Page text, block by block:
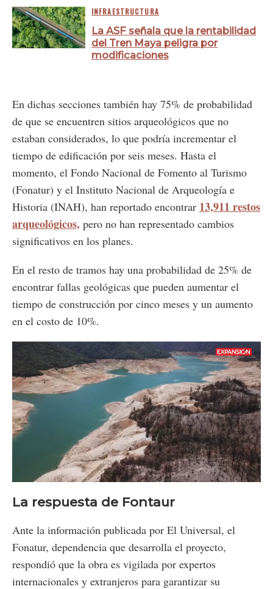
INFRAESTRUCTURA
La ASF señala que la rentabilidad
del Tren Maya peligra por
modificaciones
En dichas secciones también hay 75% de probabilidad
de que se encuentren sitios arqueológicos que no
estaban considerados, lo que podría incrementar el
tiempo de edificación por seis meses. Hasta el
momento, el Fondo Nacional de Fomento al Turismo
(Fonatur) y el Instituto Nacional de Arqueología e
Historia (INAH), han reportado encontrar 13,911 restos
arqueológicos, pero no han representado cambios
significativos en los planes.
En el resto de tramos hay una probabilidad de 25% de
encontrar fallas geológicas que pueden aumentar el
tiempo de construcción por cinco meses y un aumento
en el costo de 10%.
Unmute Loaded:
41.46%
La respuesta de Fontaur
Ante la información publicada por El Universal, el
Fonatur, dependencia que desarrolla el proyecto,
respondió que la obra es vigilada por expertos
internacionales y extranjeros para garantizar su